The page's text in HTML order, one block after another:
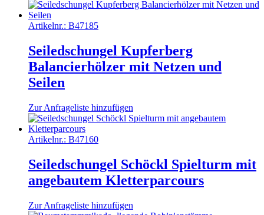
Artikelnr.: B47185
Seiledschungel Kupferberg
Balancierhölzer mit Netzen und
Seilen
Zur Anfrageliste hinzufügen
Artikelnr.: B47160
Seiledschungel Schöckl Spielturm mit
angebautem Kletterparcours
Zur Anfrageliste hinzufügen